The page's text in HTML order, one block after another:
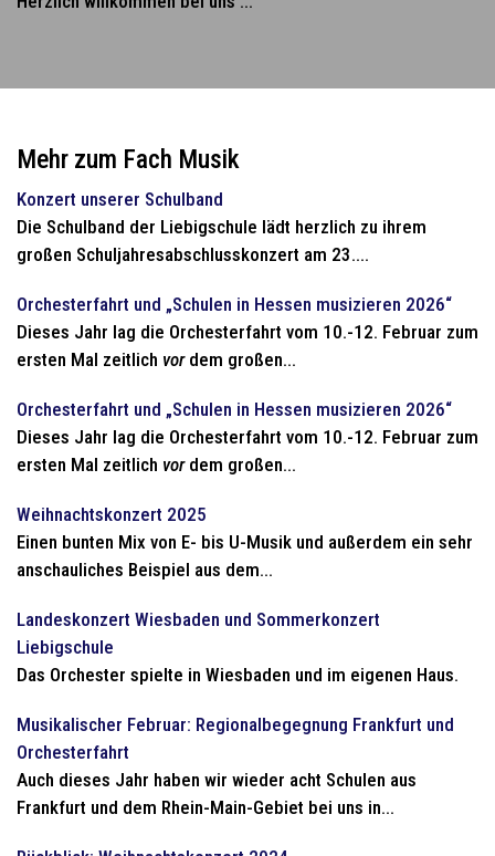
Mehr zum Fach Musik
Konzert unserer Schulband
Die Schulband der Liebigschule lädt herzlich zu ihrem
großen Schuljahresabschlusskonzert am 23....
Orchesterfahrt und „Schulen in Hessen musizieren 2026“
Dieses Jahr lag die Orchesterfahrt vom 10.-12. Februar zum
ersten Mal zeitlich vordem großen...
Orchesterfahrt und „Schulen in Hessen musizieren 2026“
Dieses Jahr lag die Orchesterfahrt vom 10.-12. Februar zum
ersten Mal zeitlich vordem großen...
Weihnachtskonzert 2025
Einen bunten Mix von E- bis U-Musik und außerdem ein sehr
anschauliches Beispiel aus dem...
Landeskonzert Wiesbaden und Sommerkonzert
Liebigschule
Das Orchester spielte in Wiesbaden und im eigenen Haus.
Musikalischer Februar: Regionalbegegnung Frankfurt und
Orchesterfahrt
Auch dieses Jahr haben wir wieder acht Schulen aus
Frankfurt und dem Rhein-Main-Gebiet bei uns in...